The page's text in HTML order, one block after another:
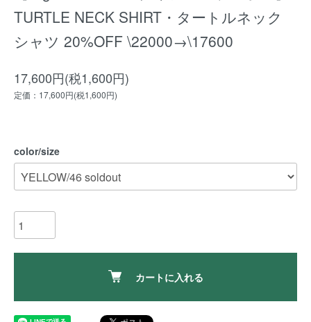
TURTLE NECK SHIRT・タートルネック
シャツ 20%OFF \22000→\17600
17,600円(税1,600円)
定価：17,600円(税1,600円)
color/size
カートに入れる